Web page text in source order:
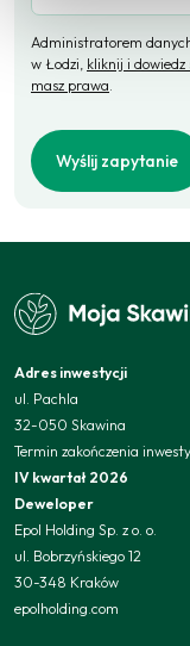
Administratorem danych
w Łodzi, kliknij i dowiedz
masz prawa.
Wyślij zapytanie
Adres inwestycji
ul. Pachla
32-050 Skawina
Termin zakończenia
IV kwartał 2026
Deweloper
Epol Holding Sp. z o. o.
ul. Bobrzyńskiego 12
30-348 Kraków
epolholding.com